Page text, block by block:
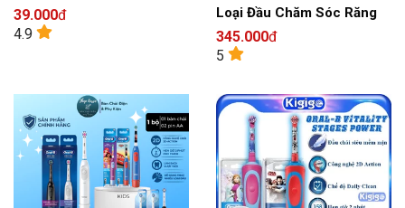
39.000đ
4.9
Loại Đầu Chăm Sóc Răng
345.000đ
5